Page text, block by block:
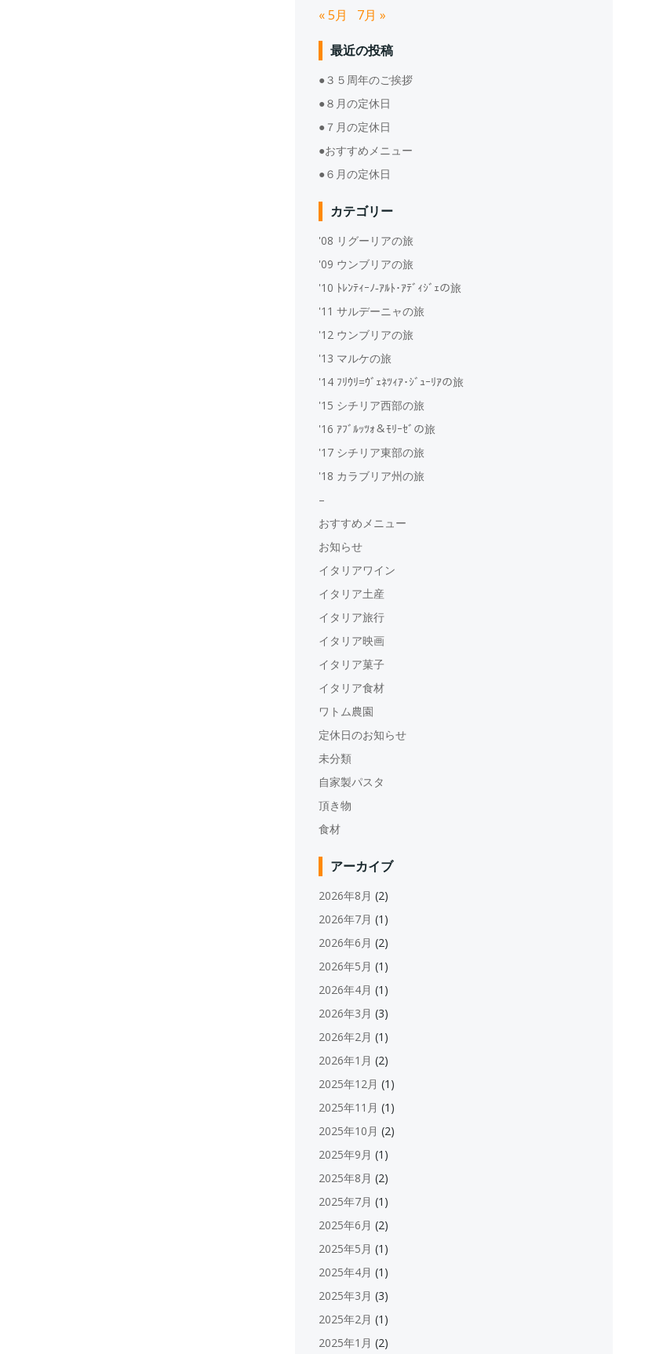
« 5月 7月 »
最近の投稿
●３５周年のご挨拶
●８月の定休日
●７月の定休日
●おすすめメニュー
●６月の定休日
カテゴリー
'08 リグーリアの旅
'09 ウンブリアの旅
'10 ﾄﾚﾝﾃｨｰﾉ‐ｱﾙﾄ･ｱﾃﾞｨｼﾞｪの旅
'11 サルデーニャの旅
'12 ウンブリアの旅
'13 マルケの旅
'14 ﾌﾘｳﾘ=ｳﾞｪﾈﾂｨｱ･ｼﾞｭｰﾘｱの旅
'15 シチリア西部の旅
'16 ｱﾌﾞﾙｯﾂｫ＆ﾓﾘｰｾﾞの旅
'17 シチリア東部の旅
'18 カラブリア州の旅
–
おすすめメニュー
お知らせ
イタリアワイン
イタリア土産
イタリア旅行
イタリア映画
イタリア菓子
イタリア食材
ワトム農園
定休日のお知らせ
未分類
自家製パスタ
頂き物
食材
アーカイブ
2026年8月 (2)
2026年7月 (1)
2026年6月 (2)
2026年5月 (1)
2026年4月 (1)
2026年3月 (3)
2026年2月 (1)
2026年1月 (2)
2025年12月 (1)
2025年11月 (1)
2025年10月 (2)
2025年9月 (1)
2025年8月 (2)
2025年7月 (1)
2025年6月 (2)
2025年5月 (1)
2025年4月 (1)
2025年3月 (3)
2025年2月 (1)
2025年1月 (2)